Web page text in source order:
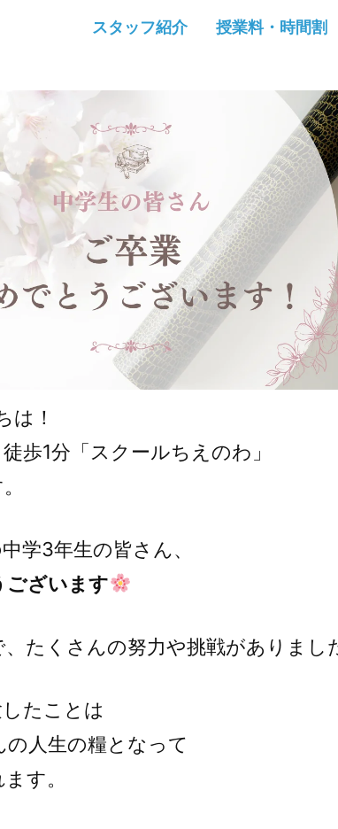
スタッフ紹介 授業料・時間割
は！
歩1分「スクールちえのわ」
学3年生の皆さん、
ございます
たくさんの努力や挑戦がありまし
たことは
人生の糧となって
す。